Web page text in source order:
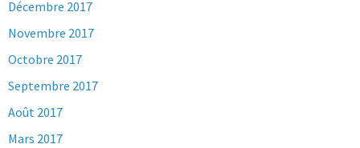
Décembre 2017
Novembre 2017
Octobre 2017
Septembre 2017
Août 2017
Mars 2017